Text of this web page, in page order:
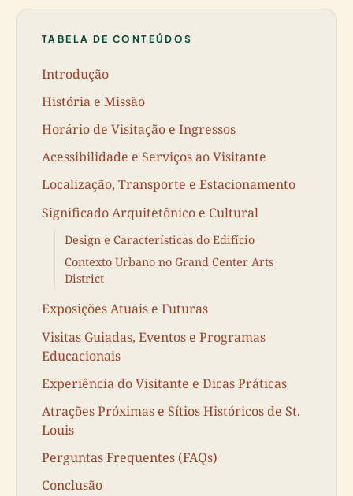
TABELA DE CONTEÚDOS
Introdução
História e Missão
Horário de Visitação e Ingressos
Acessibilidade e Serviços ao Visitante
Localização, Transporte e Estacionamento
Significado Arquitetônico e Cultural
Design e Características do Edifício
Contexto Urbano no Grand Center Arts
District
Exposições Atuais e Futuras
Visitas Guiadas, Eventos e Programas
Educacionais
Experiência do Visitante e Dicas Práticas
Atrações Próximas e Sítios Históricos de St.
Louis
Perguntas Frequentes (FAQs)
Conclusão